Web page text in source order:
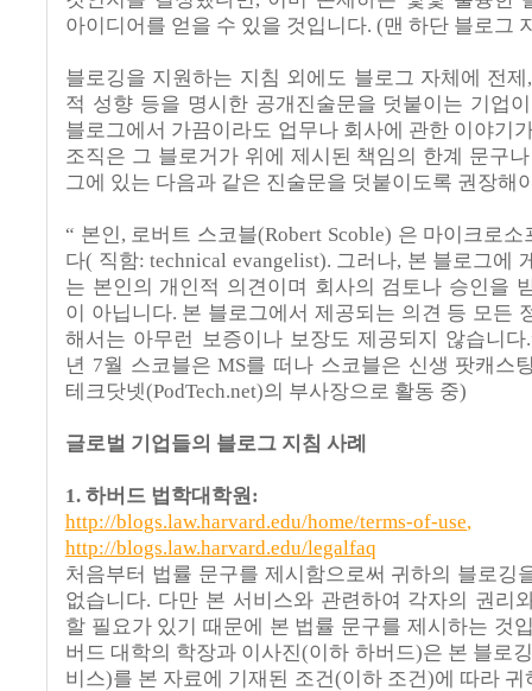
아이디어를 얻을 수 있을 것입니다. (맨 하단 블로그
블로깅을 지원하는 지침 외에도 블로그 자체에 전
적 성향 등을 명시한 공개진술문을 덧붙이는 기업
블로그에서 가끔이라도 업무나 회사에 관한 이야기
조직은 그 블로거가 위에 제시된 책임의 한계 문구
그에 있는 다음과 같은 진술문을 덧붙이도록 권장해
“ 본인, 로버트 스코블(Robert Scoble) 은 마이크로
다( 직함: technical evangelist). 그러나, 본 블로그에
는 본인의 개인적 의견이며 회사의 검토나 승인을
이 아닙니다. 본 블로그에서 제공되는 의견 등 모든
해서는 아무런 보증이나 보장도 제공되지 않습니다
년 7월 스코블은 MS를 떠나 스코블은 신생 팟캐스
테크닷넷(PodTech.net)의 부사장으로 활동 중)
글로벌 기업들의 블로그 지침 사례
1. 하버드 법학대학원:
http://blogs.law.harvard.edu/home/terms-of-use,
http://blogs.law.harvard.edu/legalfaq
처음부터 법률 문구를 제시함으로써 귀하의 블로깅
없습니다. 다만 본 서비스와 관련하여 각자의 권리
할 필요가 있기 때문에 본 법률 문구를 제시하는 것
버드 대학의 학장과 이사진(이하 하버드)은 본 블로
비스)를 본 자료에 기재된 조건(이하 조건)에 따라